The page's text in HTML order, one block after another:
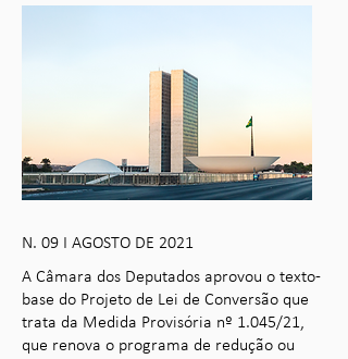
N. 09 I AGOSTO DE 2021
A Câmara dos Deputados aprovou o texto-
base do Projeto de Lei de Conversão que
trata da Medida Provisória nº 1.045/21,
que renova o programa de redução ou